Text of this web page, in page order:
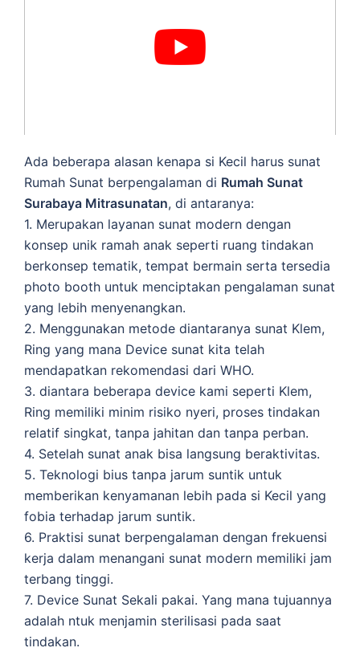
Ada beberapa alasan kenapa si Kecil harus sunat
Rumah Sunat berpengalaman di Rumah Sunat
Surabaya Mitrasunatan, di antaranya:
1. Merupakan layanan sunat modern dengan
konsep unik ramah anak seperti ruang tindakan
berkonsep tematik, tempat bermain serta tersedia
photo booth untuk menciptakan pengalaman sunat
yang lebih menyenangkan.
2. Menggunakan metode diantaranya sunat Klem,
Ring yang mana Device sunat kita telah
mendapatkan rekomendasi dari WHO.
3. diantara beberapa device kami seperti Klem,
Ring memiliki minim risiko nyeri, proses tindakan
relatif singkat, tanpa jahitan dan tanpa perban.
4. Setelah sunat anak bisa langsung beraktivitas.
5. Teknologi bius tanpa jarum suntik untuk
memberikan kenyamanan lebih pada si Kecil yang
fobia terhadap jarum suntik.
6. Praktisi sunat berpengalaman dengan frekuensi
kerja dalam menangani sunat modern memiliki jam
terbang tinggi.
7. Device Sunat Sekali pakai. Yang mana tujuannya
adalah ntuk menjamin sterilisasi pada saat
tindakan.